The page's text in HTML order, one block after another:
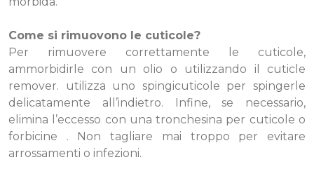
Come si rimuovono le cuticole?
Per rimuovere correttamente le cuticole,
ammorbidirle con un olio o utilizzando il cuticle
remover. utilizza uno spingicuticole per spingerle
delicatamente all’indietro. Infine, se necessario,
elimina l’eccesso con una tronchesina per cuticole o
forbicine . Non tagliare mai troppo per evitare
arrossamenti o infezioni.